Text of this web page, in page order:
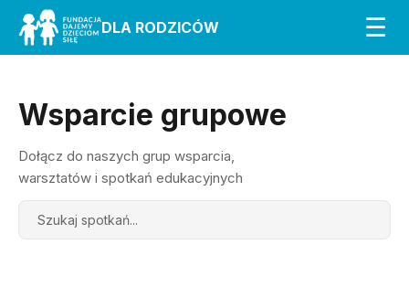
DLA RODZICÓW ☰
Wsparcie grupowe
Dołącz do naszych grup wsparcia,
warsztatów i spotkań edukacyjnych
Search